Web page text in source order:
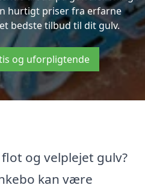
hurtigt priser fra erfarne
bedste tilbud til dit gulv.
og uforpligtende
og velplejet gulv?
kan være